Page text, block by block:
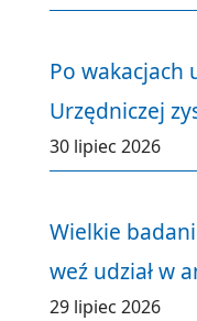
Po wakacjach
Urzędniczej
30 lipiec 2026
Wielkie
weź udział w
29 lipiec 2026